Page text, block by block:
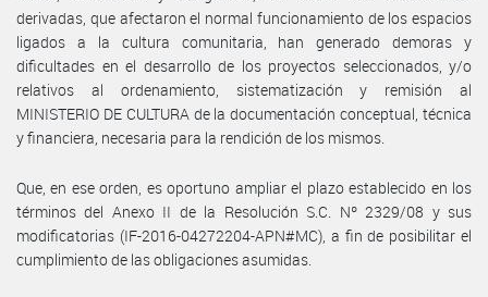
derivadas, que afectaron el normal funcionamiento de los espacios
ligados a la cultura comunitaria, han generado demoras y
dificultades en el desarrollo de los proyectos seleccionados, y/o
relativos al ordenamiento, sistematización y remisión al
MINISTERIO DE CULTURA de la documentación conceptual, técnica
y financiera, necesaria para la rendición de los mismos.
Que, en ese orden, es oportuno ampliar el plazo establecido en los
términos del Anexo II de la Resolución S.C. Nº 2329/08 y sus
modificatorias (IF-2016-04272204-APN#MC), a fin de posibilitar el
cumplimiento de las obligaciones asumidas.